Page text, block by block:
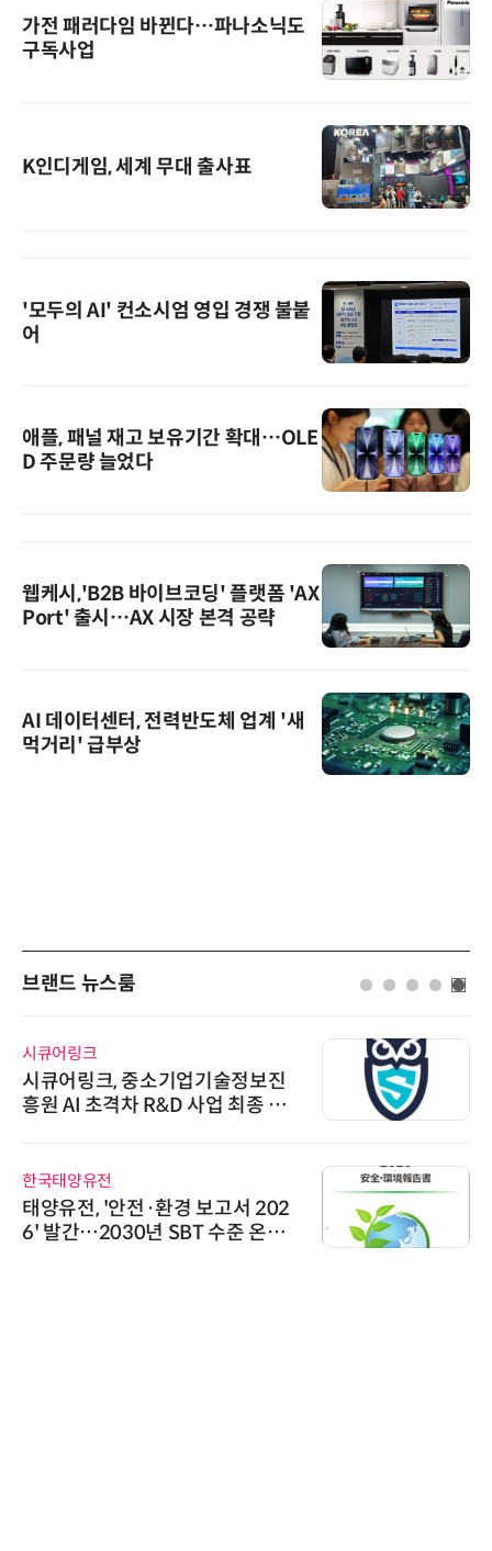
가전 패러다임 바뀐다…파나소닉도
구독사업
K인디게임, 세계 무대 출사표
'모두의 AI' 컨소시엄 영입 경쟁 불붙
어
애플, 패널 재고 보유기간 확대…OLE
D 주문량 늘었다
웹케시,'B2B 바이브코딩' 플랫폼 'AX
Port' 출시…AX 시장 본격 공략
AI 데이터센터, 전력반도체 업계 '새
먹거리' 급부상
브랜드 뉴스룸
시큐어링크
시큐어링크, 중소기업기술정보진
흥원 AI 초격차 R&D 사업 최종 선
한국태양유전
태양유전, '안전·환경 보고서 202
6' 발간…2030년 SBT 수준 온실